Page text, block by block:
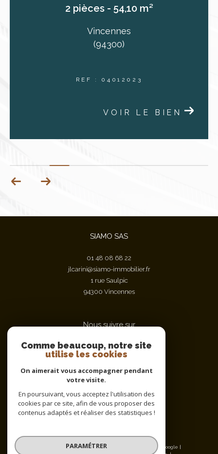
2 pièces - 54,10 m²
Vincennes
(94300)
REF : 04012023
VOIR LE BIEN
SIAMO SAS
01 48 08 68 22
jlcarini@siamo-immobilier.fr
1 rue Saulpic
94300
vincennes
Nous suivre sur
Adhérents
© 2026 | Tous droits réservés | Traduction powered by Google |
Comme beaucoup, notre site
utilise les cookies
On aimerait vous accompagner pendant
votre visite.
En poursuivant, vous acceptez l'utilisation des
cookies par ce site, afin de vous proposer des
contenus adaptés et réaliser des statistiques !
PARAMÉTRER